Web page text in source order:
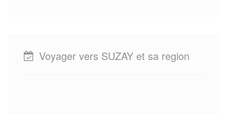
Voyager vers SUZAY et sa region